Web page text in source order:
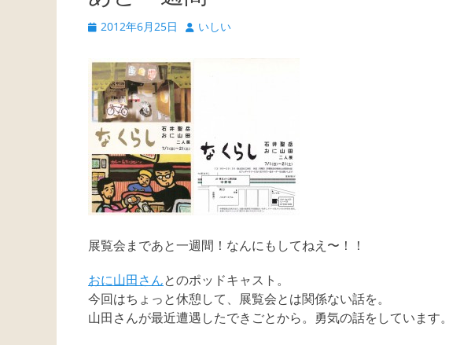
Posted
2012年6月25日 Author
いしい
展覧会まであと一週間！なんにもしてねえ〜！！
おに山田さんとのポッドキャスト。
今回はちょっと休憩して、展覧会とは関係ない話を。
山田さんが最近遭遇したできごとから。勇気の話をしています。